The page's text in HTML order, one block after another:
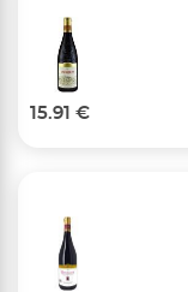
15.91 €